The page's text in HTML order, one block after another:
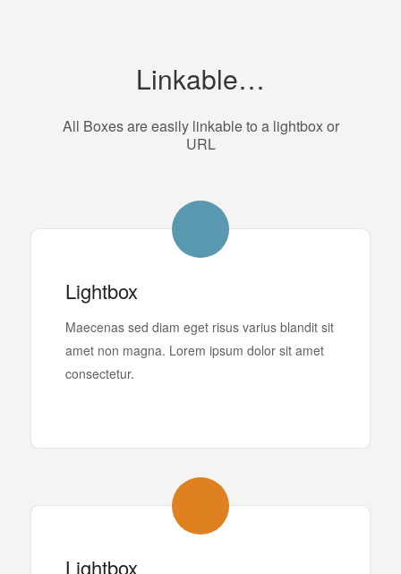
Linkable…
All Boxes are easily linkable to a lightbox or
URL
Lightbox
Maecenas sed diam eget risus varius blandit sit
amet non magna. Lorem ipsum dolor sit amet
consectetur.
Lightbox